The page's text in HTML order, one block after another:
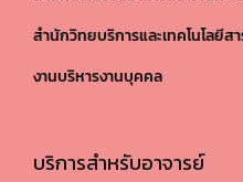
สำนักวิทยบริการและเทคโนโลยีส
งานบริหารงานบุคคล
บริการสำหรับอาจารย์